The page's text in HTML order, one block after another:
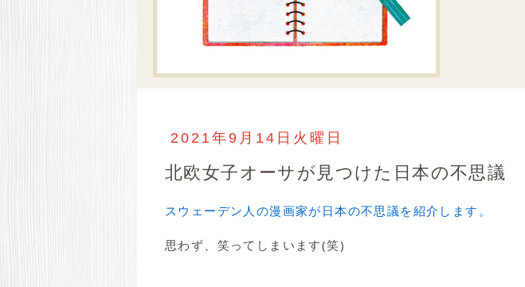
2021年9月14日火曜日
北欧女子オーサが見つけた日本の不思議
スウェーデン人の漫画家が日本の不思議を紹介します。
思わず、笑ってしまいます(笑)